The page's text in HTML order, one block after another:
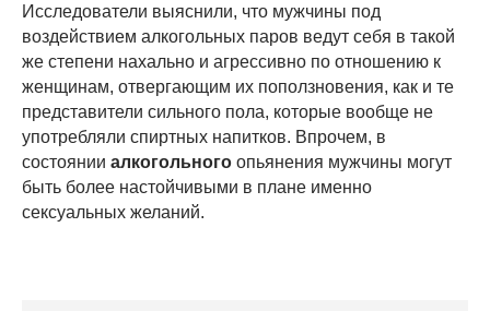
Исследователи выяснили, что мужчины под
воздействием алкогольных паров ведут себя в такой
же степени нахально и агрессивно по отношению к
женщинам, отвергающим их поползновения, как и те
представители сильного пола, которые вообще не
употребляли спиртных напитков. Впрочем, в
состоянии алкогольного опьянения мужчины могут
быть более настойчивыми в плане именно
сексуальных желаний.